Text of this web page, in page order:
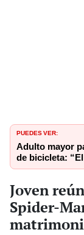
PUEDES VER:
Adulto mayor
de bicicleta:
Joven
Spider-